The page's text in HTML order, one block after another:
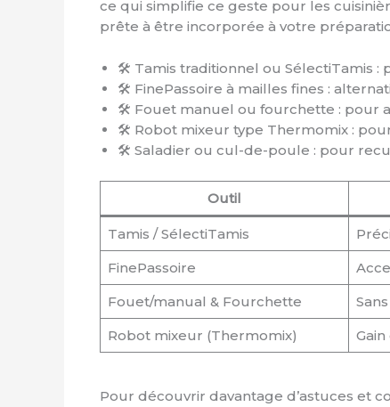
ce qui simplifie ce geste pour les
prête à être incorporée à votre
🛠️ Tamis traditionnel ou SélectiTamis :
🛠️ FinePassoire à mailles fines :
🛠️ Fouet manuel ou fourchette : pour
🛠️ Robot mixeur type Thermomix :
🛠️ Saladier ou cul-de-poule : pour
Outil
Tamis / SélectiTamis
FinePassoire
Fouet/manual & Fourchette
Robot mixeur (Thermomix)
Pour découvrir davantage d’astuces et